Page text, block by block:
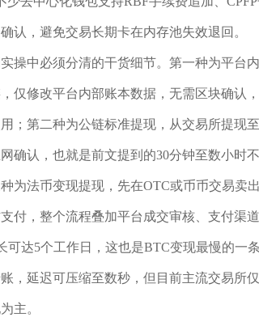
认，避免交易长期卡在内存池失效退回。
操中必须分清的干货细节。第一种为平台
仅修改平台内部账本数据，无需区块确认
；第二种为公链标准提现，从交易所提现
确认，也就是前文提到的30分钟至数小时
为法币变现提现，先在OTC或币币交易卖
付，整个流程叠加平台成交审核、支付渠
可达5个工作日，这也是BTC变现最慢的一
，延迟可压缩至数秒，但目前主流交易所
主。